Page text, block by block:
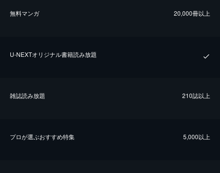
無料マンガ 20,000冊以上
U-NEXTオリジナル書籍読み放題
雑誌読み放題 210誌以上
プロが選ぶおすすめ特集 5,000以上